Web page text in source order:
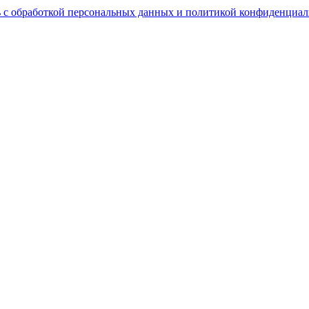
обработкой персональных данных и политикой